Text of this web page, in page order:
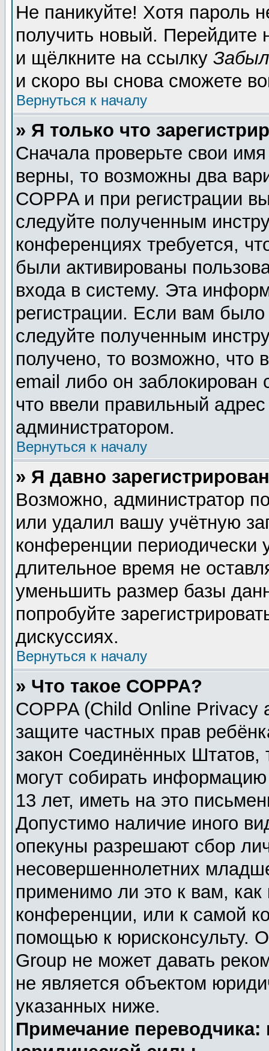
Не паникуйте! Хотя пароль
получить новый. Перейдите
и щёлкните на ссылку
и скоро вы снова сможете
Вернуться к началу
» Я только что
Сначала проверьте свои
верны, то возможны два
COPPA и при регистрации
следуйте полученным
конференциях требуется,
были активированы
входа в систему. Эта
регистрации. Если вам
следуйте полученным
получено, то возможно, что
email либо он
что ввели правильный
администратором.
Вернуться к началу
» Я давно
Возможно, администратор
или удалил вашу учётную
конференции периодически
длительное время не
уменьшить размер базы
попробуйте
дискуссиях.
Вернуться к началу
» Что такое COPPA?
COPPA (Child Online Privacy
защите частных прав
закон Соединённых Штатов,
могут собирать
13 лет, иметь на это
Допустимо наличие иного
опекуны разрешают сбор
несовершеннолетних
применимо ли это к вам,
конференции, или к самой
помощью к юрисконсульту.
Group не может давать
не является объектом
указанных ниже.
Примечание